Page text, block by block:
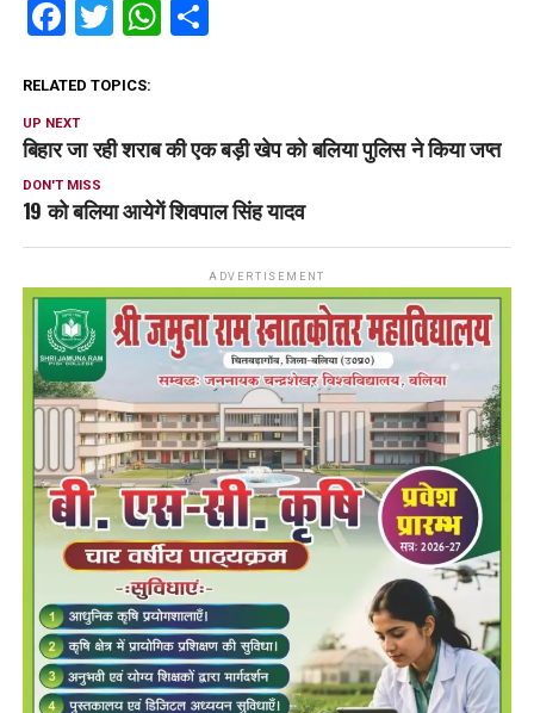
Facebook
TwitterWhatsApp
Share
RELATED TOPICS:
UP NEXT
बिहार जा रही शराब की एक बड़ी खेप को बलिया पुलिस ने किया जप्त
DON'T MISS
19 को बलिया आयेगें शिवपाल सिंह यादव
ADVERTISEMENT